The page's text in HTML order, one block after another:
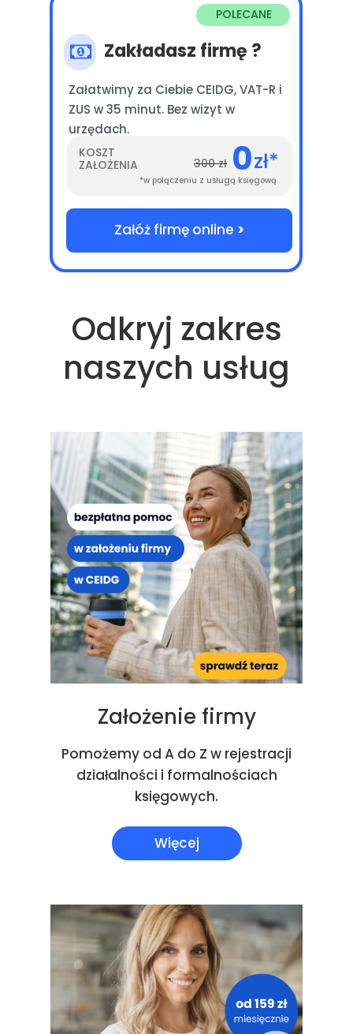
Odkryj zakres
naszych usług
Założenie firmy
Więcej
Pomożemy od A do Z w rejestracji
działalności i formalnościach
księgowych.
POLECANE
*w połączeniu z usługą księgową
zł*
0
300 zł
KOSZT
ZAŁOŻENIA
Załóż firmę online >
Zakładasz firmę ?
Załatwimy za Ciebie CEIDG, VAT-R i
ZUS w 35 minut. Bez wizyt w
urzędach.